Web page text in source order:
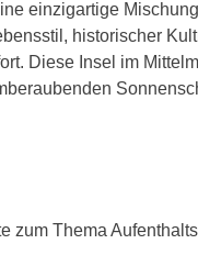
einzigartige
historischer
Diese Insel im
zum Thema